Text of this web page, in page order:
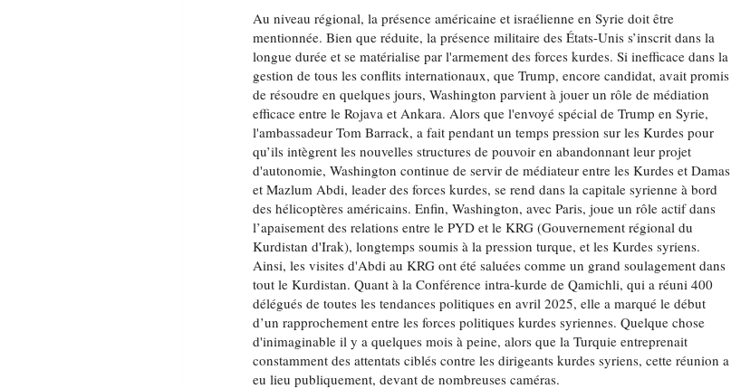
Au niveau régional, la présence américaine et israélienne en Syrie doit être
mentionnée. Bien que réduite, la présence militaire des États-Unis s’inscrit dans la
longue durée et se matérialise par l'armement des forces kurdes. Si inefficace dans la
gestion de tous les conflits internationaux, que Trump, encore candidat, avait promis
de résoudre en quelques jours, Washington parvient à jouer un rôle de médiation
efficace entre le Rojava et Ankara. Alors que l'envoyé spécial de Trump en Syrie,
l'ambassadeur Tom Barrack, a fait pendant un temps pression sur les Kurdes pour
qu’ils intègrent les nouvelles structures de pouvoir en abandonnant leur projet
d'autonomie, Washington continue de servir de médiateur entre les Kurdes et Damas
et Mazlum Abdi, leader des forces kurdes, se rend dans la capitale syrienne à bord
des hélicoptères américains. Enfin, Washington, avec Paris, joue un rôle actif dans
l’apaisement des relations entre le PYD et le KRG (Gouvernement régional du
Kurdistan d'Irak), longtemps soumis à la pression turque, et les Kurdes syriens.
Ainsi, les visites d'Abdi au KRG ont été saluées comme un grand soulagement dans
tout le Kurdistan. Quant à la Conférence intra-kurde de Qamichli, qui a réuni 400
délégués de toutes les tendances politiques en avril 2025, elle a marqué le début
d’un rapprochement entre les forces politiques kurdes syriennes. Quelque chose
d'inimaginable il y a quelques mois à peine, alors que la Turquie entreprenait
constamment des attentats ciblés contre les dirigeants kurdes syriens, cette réunion a
eu lieu publiquement, devant de nombreuses caméras.